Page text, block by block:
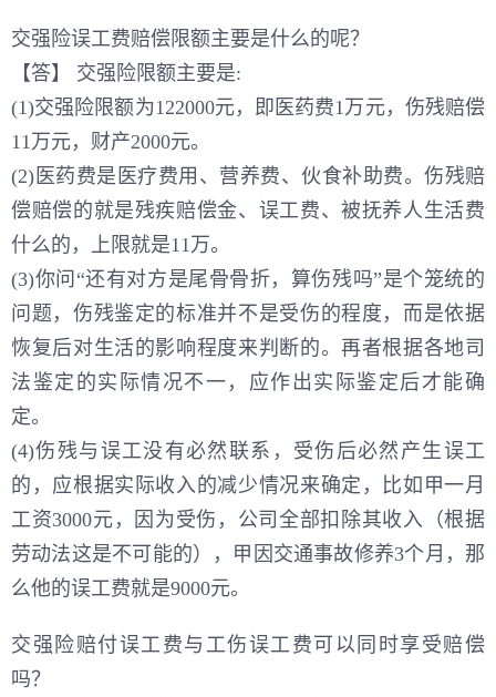
交强险误工费赔偿限额主要是什么的呢？
【答】 交强险限额主要是:
(1)交强险限额为122000元，即医药费1万元，伤残赔偿
11万元，财产2000元。
(2)医药费是医疗费用、营养费、伙食补助费。伤残赔
偿赔偿的就是残疾赔偿金、误工费、被抚养人生活费
什么的，上限就是11万。
(3)你问“还有对方是尾骨骨折，算伤残吗”是个笼统的
问题，伤残鉴定的标准并不是受伤的程度，而是依据
恢复后对生活的影响程度来判断的。再者根据各地司
法鉴定的实际情况不一，应作出实际鉴定后才能确
定。
(4)伤残与误工没有必然联系，受伤后必然产生误工
的，应根据实际收入的减少情况来确定，比如甲一月
工资3000元，因为受伤，公司全部扣除其收入（根据
劳动法这是不可能的），甲因交通事故修养3个月，那
么他的误工费就是9000元。
交强险赔付误工费与工伤误工费可以同时享受赔偿
吗？